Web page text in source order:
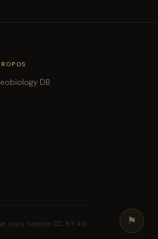
⚑
DB
sous licence CC BY 4.0